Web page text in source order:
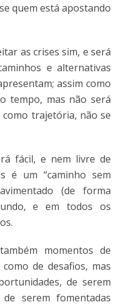
quem está apostando
as crises sim, e será
e alternativas
assim como
tempo, mas não será
como trajetória, não se
fácil, e nem livre de
é um “caminho sem
(de forma
e em todos os
momentos de
de desafios, mas
de serem
serem fomentadas